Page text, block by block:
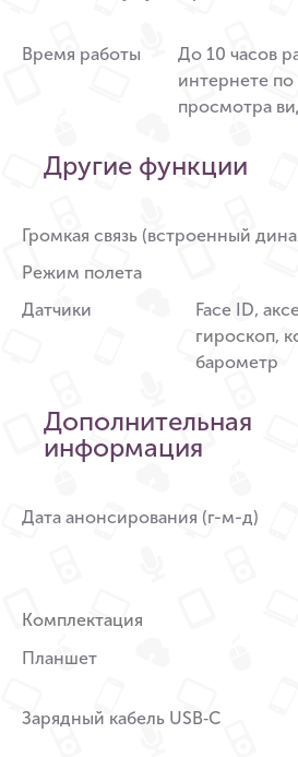
Время работы
До 10 часов
интернете по
просмотра
Другие функции
Громкая связь (встроенный
Режим полета
Датчики
Face ID,
гироскоп,
барометр
Дополнительная
информация
Дата анонсирования (г-м-д)
Комплектация
Планшет
Зарядный кабель USB‑C